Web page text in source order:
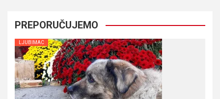
PREPORUČUJEMO
LJUBIMAC